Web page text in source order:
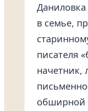
в семье,
писателя
начетник,
обширной